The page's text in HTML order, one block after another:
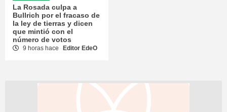
La Rosada culpa a
Bullrich por el fracaso de
la ley de tierras y dicen
que mintió con el
número de votos
9 horas hace Editor EdeO